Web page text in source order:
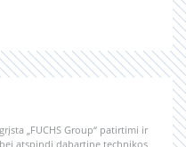
„FUCHS Group“ patirtimi ir
atspindi dabartinę technikos